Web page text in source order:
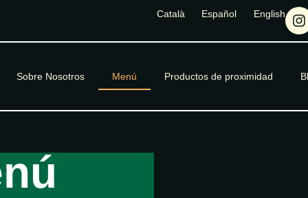
Català Español English
Sobre Nosotros Menú Productos de proximidad